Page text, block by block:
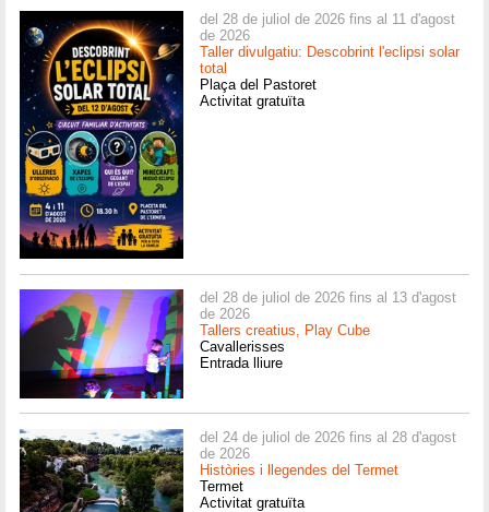
del 28 de juliol de 2026 fins al 11 d'agost
de 2026
Taller divulgatiu: Descobrint l'eclipsi solar
total
Plaça del Pastoret
Activitat gratuïta
del 28 de juliol de 2026 fins al 13 d'agost
de 2026
Tallers creatius, Play Cube
Cavallerisses
Entrada lliure
del 24 de juliol de 2026 fins al 28 d'agost
de 2026
Històries i llegendes del Termet
Termet
Activitat gratuïta